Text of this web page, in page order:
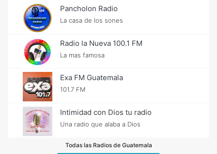
Pancholon Radio
La casa de los sones
Radio la Nueva 100.1 FM
La mas famosa
Exa FM Guatemala
101.7 FM
Intimidad con Dios tu radio
Una radio que alaba a Dios
Todas las Radios de Guatemala